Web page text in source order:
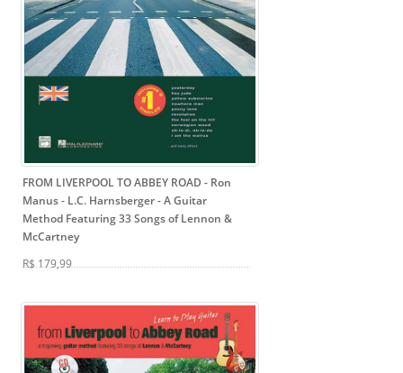
FROM LIVERPOOL TO ABBEY ROAD - Ron
Manus - L.C. Harnsberger- A Guitar
Method Featuring 33 Songs of Lennon &
McCartney
R$ 179,99